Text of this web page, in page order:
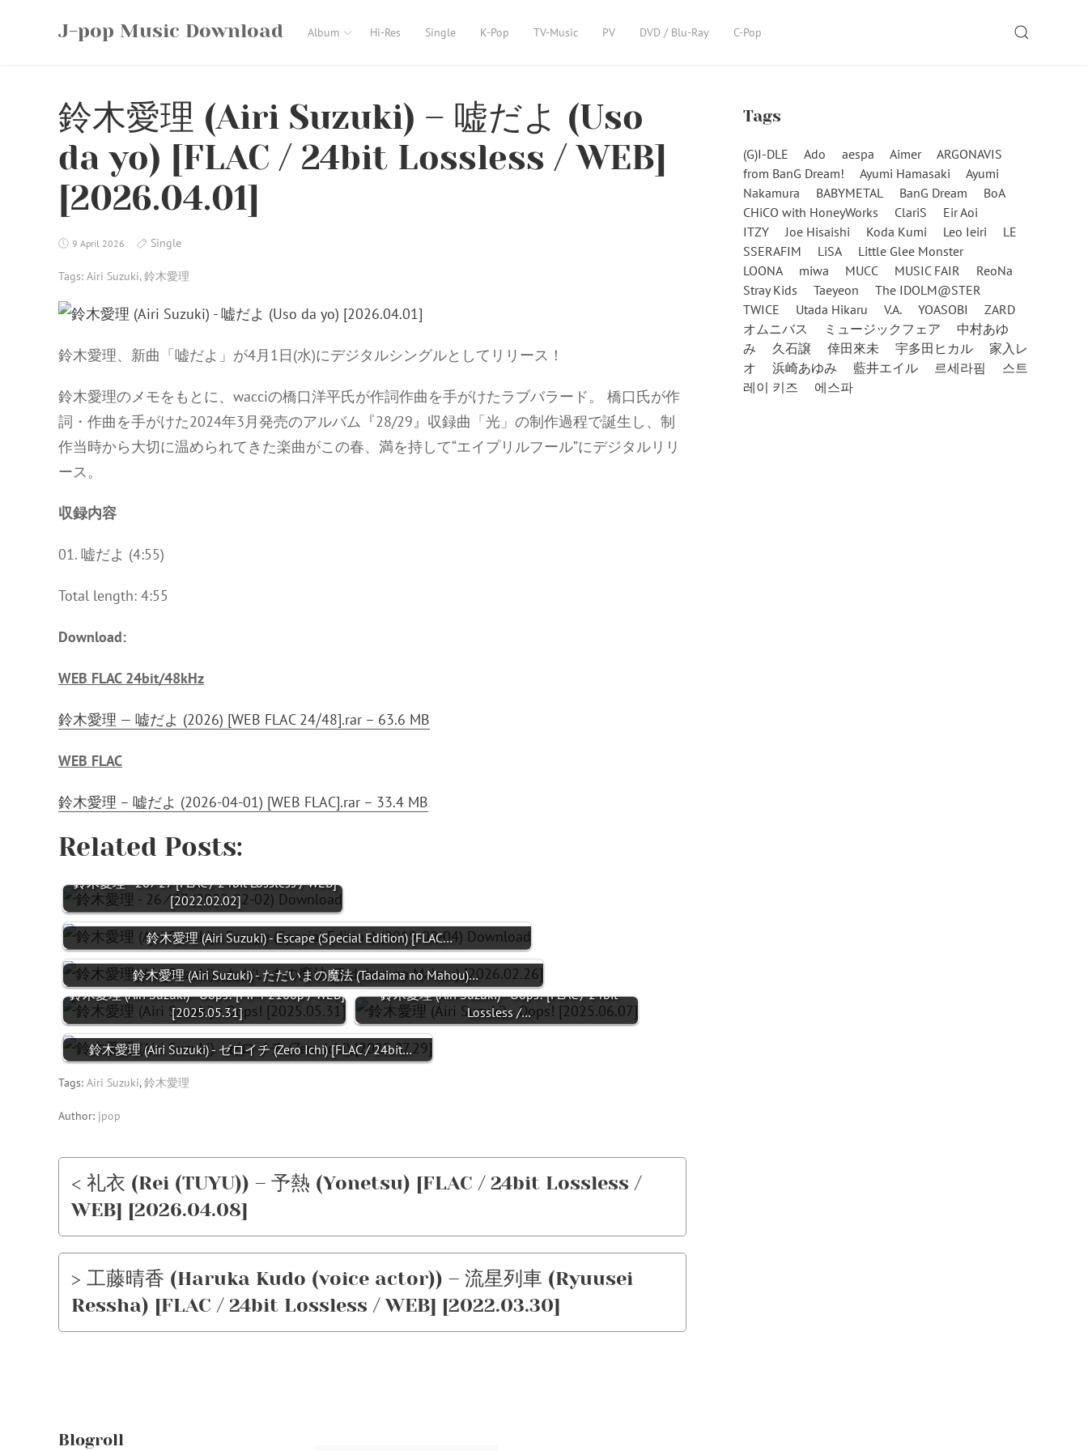
J-pop Music Download Album Hi-Res Single K-Pop TV-Music PV DVD / Blu-Ray C-Pop SEARCH
鈴木愛理 (Airi Suzuki) – 嘘だよ (Uso
da yo) [FLAC / 24bit Lossless / WEB]
[2026.04.01]
9 April 2026 Single
Tags: Airi Suzuki,鈴木愛理
鈴木愛理、新曲「嘘だよ」が4月1日(水)にデジタルシングルとしてリリース！
鈴木愛理のメモをもとに、wacciの橋口洋平氏が作詞作曲を手がけたラブバラード。 橋口氏が作
詞・作曲を手がけた2024年3月発売のアルバム『28/29』収録曲「光」の制作過程で誕生し、制
作当時から大切に温められてきた楽曲がこの春、満を持して“エイプリルフール”にデジタルリリ
ース。
収録内容
01. 嘘だよ (4:55)
Total length: 4:55
Download:
WEB FLAC 24bit/48kHz
鈴木愛理 — 嘘だよ (2026) [WEB FLAC 24⧸48].rar – 63.6 MB
WEB FLAC
鈴木愛理 – 嘘だよ (2026-04-01) [WEB FLAC].rar – 33.4 MB
Related Posts:
鈴木愛理 - 26 ⁄ 27 [FLAC / 24bit Lossless / WEB]
[2022.02.02]
鈴木愛理 (Airi Suzuki) - Escape (Special Edition) [FLAC…
鈴木愛理 (Airi Suzuki) - ただいまの魔法 (Tadaima no Mahou)…
鈴木愛理 (Airi Suzuki) - Oops! [MP4 2160p / WEB]
[2025.05.31]
鈴木愛理 (Airi Suzuki) - Oops! [FLAC / 24bit
Lossless /…
鈴木愛理 (Airi Suzuki) - ゼロイチ (Zero Ichi) [FLAC / 24bit…
Tags: Airi Suzuki,鈴木愛理
Author: jpop
< 礼衣 (Rei (TUYU)) – 予熱 (Yonetsu) [FLAC / 24bit Lossless /
WEB] [2026.04.08]
> 工藤晴香 (Haruka Kudo (voice actor)) – 流星列車 (Ryuusei
Ressha) [FLAC / 24bit Lossless / WEB] [2022.03.30]
Tags
(G)I-DLE Ado aespa Aimer
ARGONAVIS
from BanG Dream!
Ayumi Hamasaki
Ayumi
Nakamura
BABYMETAL BanG Dream
BoA
CHiCO with HoneyWorks
ClariS
Eir Aoi
ITZY
Joe Hisaishi Koda Kumi Leo Ieiri
LE
SSERAFIM
LiSA
Little Glee Monster
LOONA
miwa MUCC MUSIC FAIR
ReoNa
Stray Kids
Taeyeon
The IDOLM@STER
TWICE
Utada Hikaru V.A. YOASOBI
ZARD
オムニバス
ミュージックフェア
中村あゆ
み
久石譲 倖田來未 宇多田ヒカル
家入レ
オ
浜崎あゆみ 藍井エイル 르세라핌
스트
레이 키즈
에스파
Blogroll